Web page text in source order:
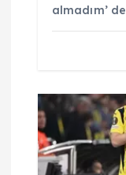
almadım’